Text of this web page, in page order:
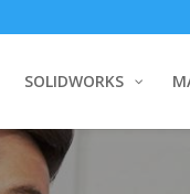
SOLIDWORKS